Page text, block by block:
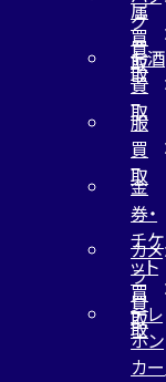
属
買
取
グ
買
取
お酒
買
取
服
買
取
金
券・
チケ
ット
買
取
カメ
ラ
買
取
テレ
ホン
カー